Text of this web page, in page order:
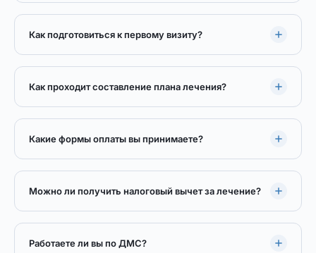
Как подготовиться к первому визиту?
Как проходит составление плана лечения?
Какие формы оплаты вы принимаете?
Можно ли получить налоговый вычет за лечение?
Работаете ли вы по ДМС?